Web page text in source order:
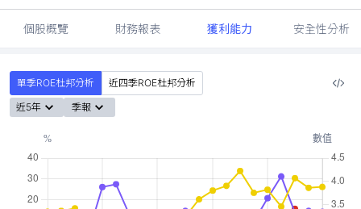
個股概覽 財務報表 獲利能力 安全性分析
單季ROE杜邦分析
近四季ROE杜邦分析
近5年
季報